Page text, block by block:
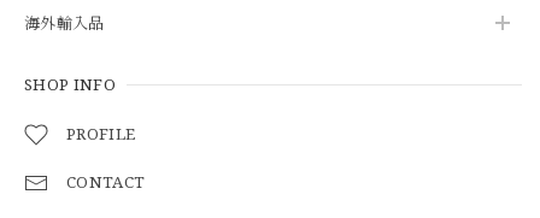
海外輸入品
SHOP INFO
PROFILE
CONTACT